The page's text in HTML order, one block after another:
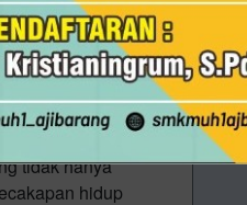
tidak hanya
hidup